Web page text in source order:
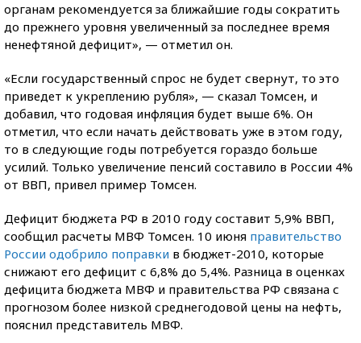
органам рекомендуется за ближайшие годы сократить
до прежнего уровня увеличенный за последнее время
ненефтяной дефицит», — отметил он.
«Если государственный спрос не будет свернут, то это
приведет к укреплению рубля», — сказал Томсен, и
добавил, что годовая инфляция будет выше 6%. Он
отметил, что если начать действовать уже в этом году,
то в следующие годы потребуется гораздо больше
усилий. Только увеличение пенсий составило в России 4%
от ВВП, привел пример Томсен.
Дефицит бюджета РФ в 2010 году составит 5,9% ВВП,
сообщил расчеты МВФ Томсен. 10 июня правительство
России одобрило поправки в бюджет-2010, которые
снижают его дефицит с 6,8% до 5,4%. Разница в оценках
дефицита бюджета МВФ и правительства РФ связана с
прогнозом более низкой среднегодовой цены на нефть,
пояснил представитель МВФ.